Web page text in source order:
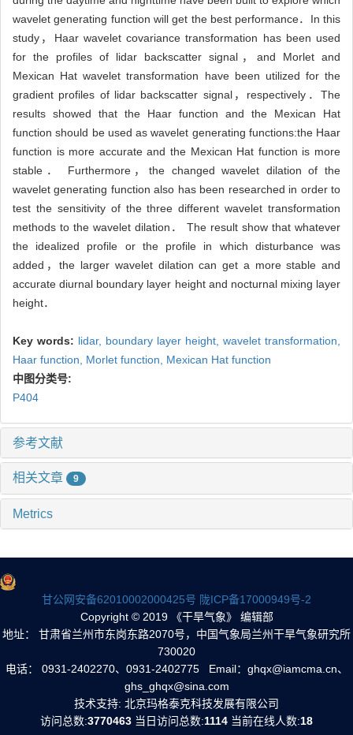
wavelet generating function will get the best performance．In this
study，Haar wavelet covariance transformation has been used
for the profiles of lidar backscatter signal，and Morlet and
Mexican Hat wavelet transformation have been utilized for the
gradient profiles of lidar backscatter signal，respectively．The
results showed that the Haar function and the Mexican Hat
function should be used as wavelet generating functions:the Haar
function is more accurate and the Mexican Hat function is more
stable． Furthermore，the changed wavelet dilation of the
wavelet generating function also has been researched in order to
test the sensitivity of the three different wavelet transformation
methods to the wavelet dilation． The result show that whatever
the idealized profile or the profile in which disturbance was
added，the larger wavelet dilation can get a more stable and
accurate diurnal boundary layer height and nocturnal mixing layer
height．
Key words: lidar, boundary layer height, wavelet transformation,
Haar function, Morlet function, Mexican Hat function
中图分类号:
P404
参考文献
相关文章 9
Metrics
甘公网安备62010002000425号 陇ICP备17000949号-2
Copyright © 2019 《干旱气象》 编辑部
地址： 甘肃省兰州市东岗东路2070号，中国气象局兰州干旱气象研究所
730020
电话： 0931-2402270、0931-2402775 Email：ghqx@iamcma.cn、
ghs_ghqx@sina.com
技术支持: 北京玛格泰克科技发展有限公司
访问总数:3770463 当日访问总数:1114 当前在线人数:18